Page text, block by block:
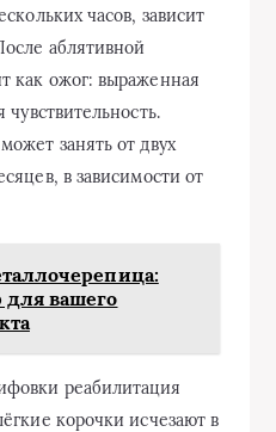
часов, зависит
аблятивной
как ожог: выраженная
занять от двух
в зависимости от
вашего
реабилитация
корочки исчезают в